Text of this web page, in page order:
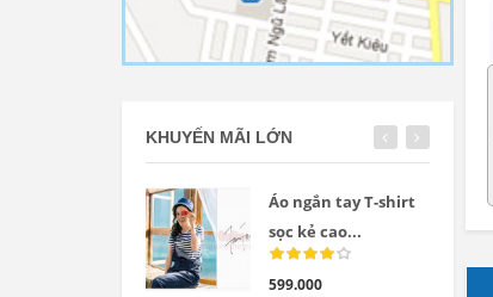
KHUYẾN MÃI LỚN
Áo ngắn tay T-shirt
sọc kẻ cao...
599.000